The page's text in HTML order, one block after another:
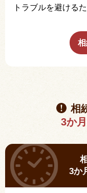
トラブルを避ける
相
3か
3か